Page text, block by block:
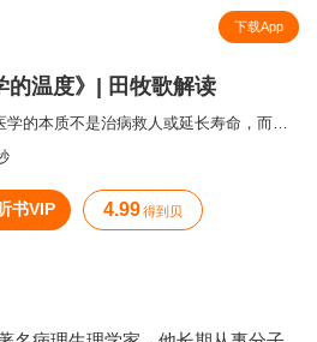
下载App
的温度》| 田牧歌解读
为何说医学的本质不是治病救人或延长寿命，而是帮人建立生命的动态平衡？
书VIP 4.99 得到贝